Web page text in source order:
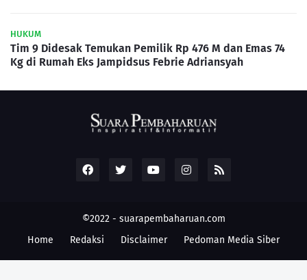
HUKUM
Tim 9 Didesak Temukan Pemilik Rp 476 M dan Emas 74
Kg di Rumah Eks Jampidsus Febrie Adriansyah
©2022 - suarapembaharuan.com
Home
Redaksi Disclaimer Pedoman Media Siber